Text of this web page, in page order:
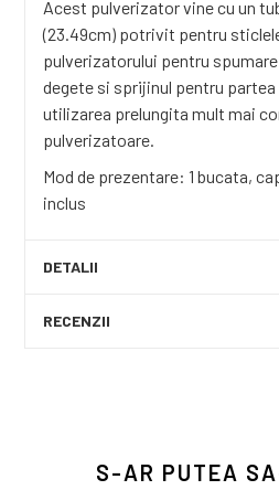
Acest pulverizator vine cu un
(23.49cm) potrivit pentru
pulverizatorului pentru
degete si sprijinul pentru
utilizarea prelungita mult mai
pulverizatoare.
Mod de prezentare: 1 bucata,
inclus
DETALII
RECENZII
S-AR PUTEA